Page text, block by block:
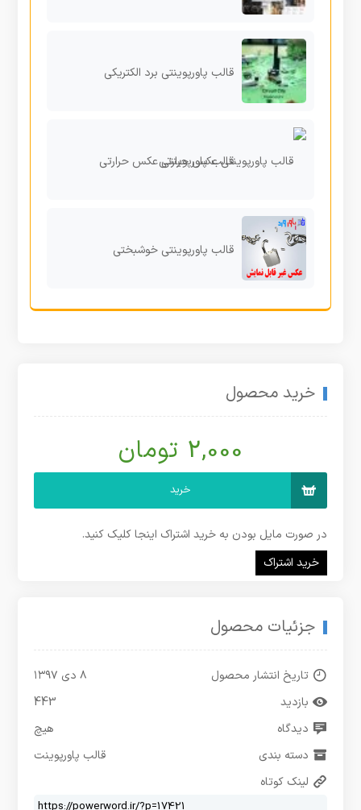
قالب پاورپوینتی برد الکتریکی
قالب پاورپوینتی عکس حرارتی
قالب پاورپوینتی خوشبختی
خرید محصول
2,000 تومان
خرید
در صورت مایل بودن به خرید اشتراک اینجا کلیک کنید.
خرید اشتراک
جزئیات محصول
تاریخ انتشار محصول
۸ دی ۱۳۹۷
بازدید
443
دیدگاه
هیچ
دسته بندی
قالب پاورپوینت
لینک کوتاه